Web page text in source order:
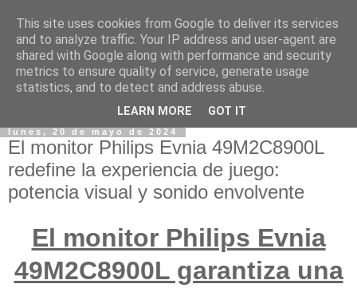
lunes, 20 de mayo de 2024
El monitor Philips Evnia 49M2C8900L
redefine la experiencia de juego:
potencia visual y sonido envolvente
El monitor Philips Evnia
49M2C8900L garantiza una
This site uses cookies from Google to deliver its services
and to analyze traffic. Your IP address and user-agent are
shared with Google along with performance and security
metrics to ensure quality of service, generate usage
statistics, and to detect and address abuse.
LEARN MORE GOT IT